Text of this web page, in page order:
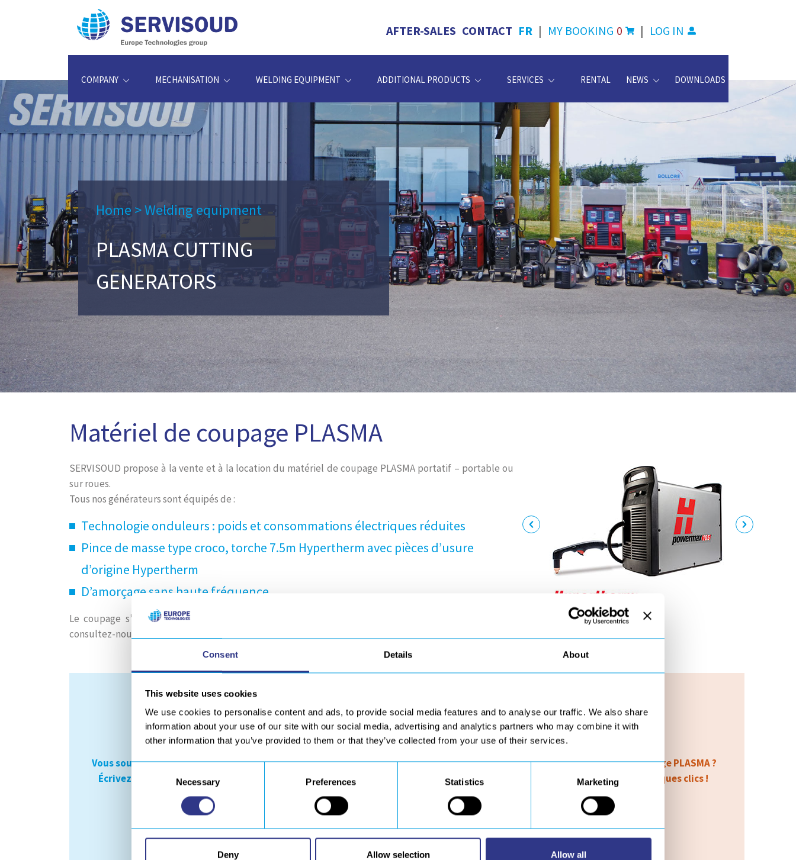
Consent Details About
This website uses cookies
We use cookies to personalise content and ads, to provide social media features and to analyse our traffic. We also share
information about your use of our site with our social media, advertising and analytics partners who may combine it with
other information that you’ve provided to them or that they’ve collected from your use of their services.
Consent
Necessary Preferences Statistics Marketing
Deny Allow selection Allow all
FR
AFTER-SALES CONTACT | MY BOOKING 0 | LOG IN
COMPANY MECHANISATION WELDING EQUIPMENT ADDITIONAL PRODUCTS SERVICES RENTAL NEWS DOWNLOADS
Home >Welding equipment
PLASMA CUTTING
GENERATORS
Matériel de coupage PLASMA
SERVISOUD propose à la vente et à la location du matériel de coupage PLASMA portatif – portable ou
sur roues.
Tous nos générateurs sont équipés de :
Technologie onduleurs : poids et consommations électriques réduites
Pince de masse type croco, torche 7.5m Hypertherm avec pièces d’usure
d’origine Hypertherm
D’amorçage sans haute fréquence
Le coupage s’effectue au contact de la tôle. Pour toutes demandes et équipements spécifiques,
consultez-nous (ex: gougeage place, etc.).
Vous souhaitez acheter un générateur de coupage PLASMA ?
Écrivez-nous, nos équipes vous feront parvenir un devis !
Vous souhaitez louer un générateur de coupage PLASMA ?
Réalisez votre demande de location en quelques clics !